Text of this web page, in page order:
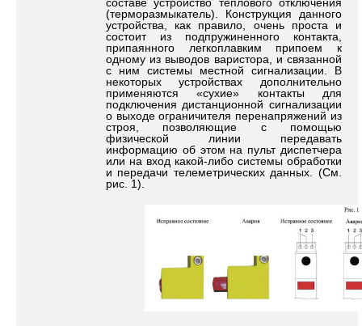
(терморазмыкатель). Конструкция данного
устройства, как правило, очень проста и
состоит из подпружиненного контакта,
припаянного легкоплавким припоем к
одному из выводов варистора, и связанной
с ним системы местной сигнализации. В
некоторых устройствах дополнительно
применяются «сухие» контакты для
подключения дистанционной сигнализации
о выходе ограничителя перенапряжений из
строя, позволяющие с помощью
физической линии передавать
информацию об этом на пульт диспетчера
или на вход какой-либо системы обработки
и передачи телеметрических данных. (См.
рис. 1).